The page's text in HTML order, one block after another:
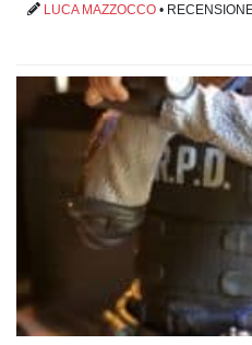
LUCA MAZZOCCO •